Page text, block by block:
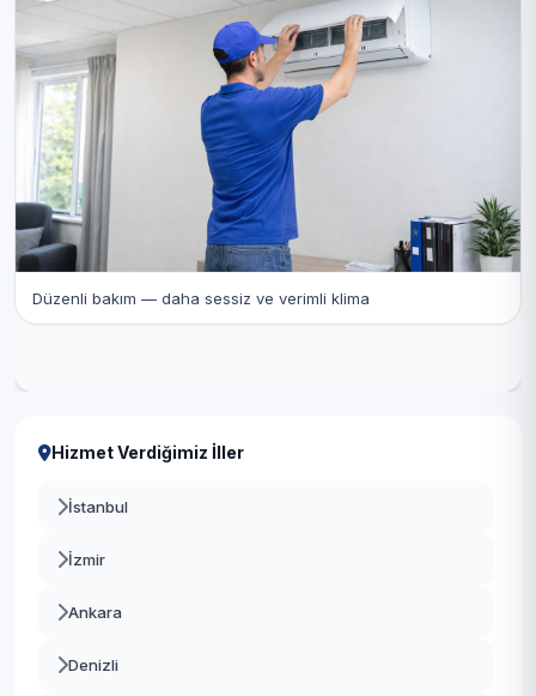
Düzenli bakım — daha sessiz ve verimli klima
Hizmet Verdiğimiz İller
İstanbul
İzmir
Ankara
Denizli